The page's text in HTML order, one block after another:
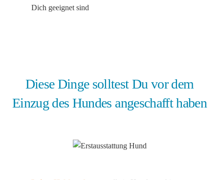
Dich geeignet sind
Diese Dinge solltest Du vor dem
Einzug des Hundes angeschafft haben